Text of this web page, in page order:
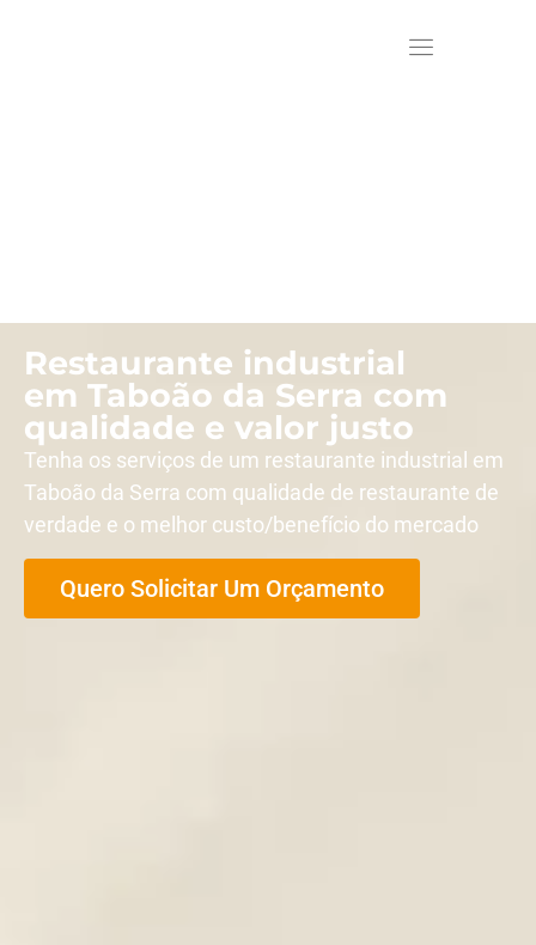
Restaurante industrial
em Taboão da Serra com
qualidade e valor justo
Tenha os serviços de um restaurante industrial em
Taboão da Serra com qualidade de restaurante de
verdade e o melhor custo/benefício do mercado
Quero Solicitar Um Orçamento